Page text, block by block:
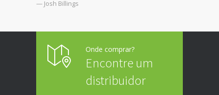
— Josh Billings
Onde comprar?
Encontre um
distribuidor